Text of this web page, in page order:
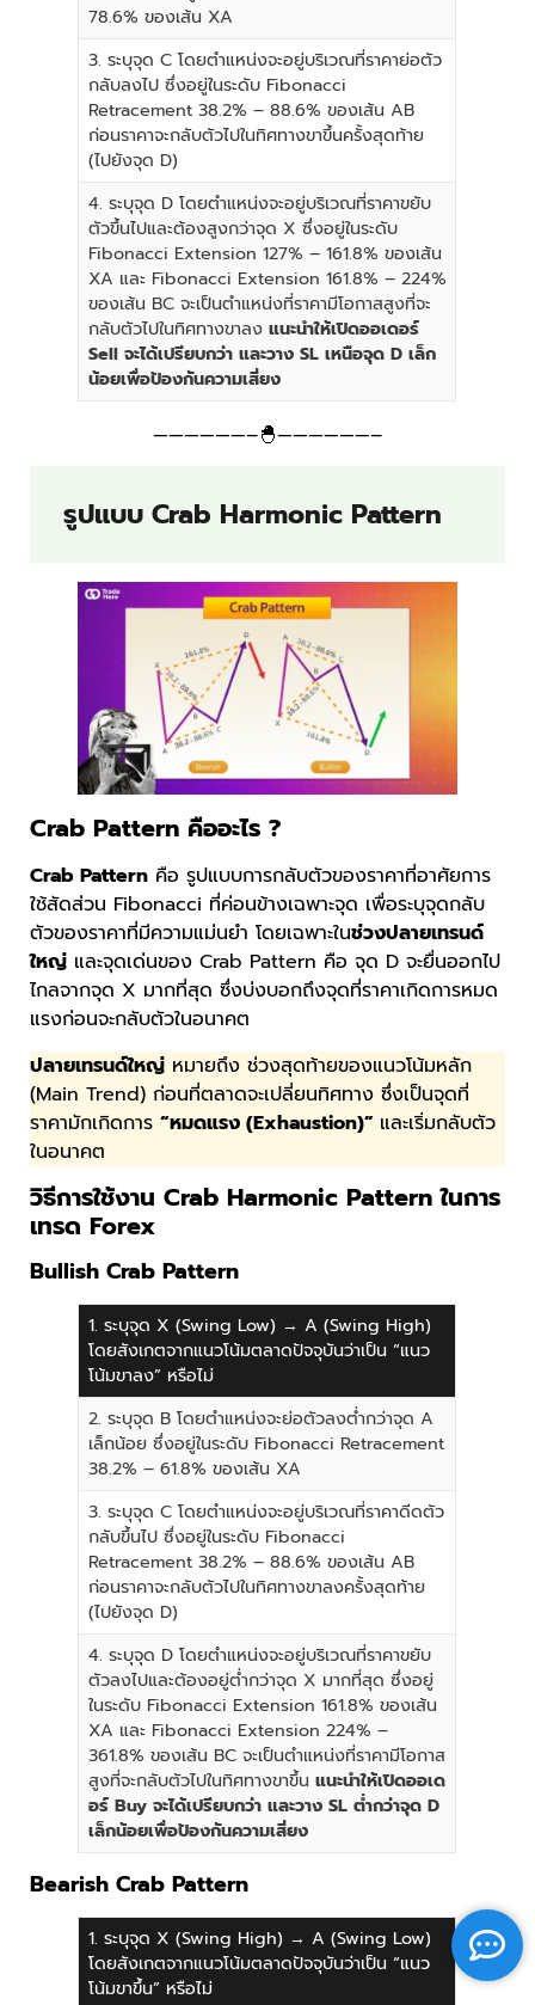
78.6% ของเส้น XA
3. ระบุจุด C โดยตำแหน่งจะอยู่บริเวณที่ราคาย่อตัว
กลับลงไป ซึ่งอยู่ในระดับ Fibonacci
Retracement 38.2% – 88.6% ของเส้น AB
ก่อนราคาจะกลับตัวไปในทิศทางขาขึ้นครั้งสุดท้าย
(ไปยังจุด D)
4. ระบุจุด D โดยตำแหน่งจะอยู่บริเวณที่ราคาขยับ
ตัวขึ้นไปและต้องสูงกว่าจุด X ซึ่งอยู่ในระดับ
Fibonacci Extension 127% – 161.8% ของเส้น
XA และ Fibonacci Extension 161.8% – 224%
ของเส้น BC จะเป็นตำแหน่งที่ราคามีโอกาสสูงที่จะ
กลับตัวไปในทิศทางขาลง แนะนำให้เปิดออเดอร์
Sell จะได้เปรียบกว่า และวาง SL เหนือจุด D เล็ก
น้อยเพื่อป้องกันความเสี่ยง
——————–🐣——————–
รูปแบบ Crab Harmonic Pattern
Crab Pattern คืออะไร ?
Crab Pattern คือ รูปแบบการกลับตัวของราคาที่อาศัยการ
ใช้สัดส่วน Fibonacci ที่ค่อนข้างเฉพาะจุด เพื่อระบุจุดกลับ
ตัวของราคาที่มีความแม่นยำ โดยเฉพาะในช่วงปลายเทรนด์
ใหญ่ และจุดเด่นของ Crab Pattern คือ จุด D จะยื่นออกไป
ไกลจากจุด X มากที่สุด ซึ่งบ่งบอกถึงจุดที่ราคาเกิดการหมด
แรงก่อนจะกลับตัวในอนาคต
ปลายเทรนด์ใหญ่ หมายถึง ช่วงสุดท้ายของแนวโน้มหลัก
(Main Trend) ก่อนที่ตลาดจะเปลี่ยนทิศทาง ซึ่งเป็นจุดที่
ราคามักเกิดการ“หมดแรง (Exhaustion)” และเริ่มกลับตัว
ในอนาคต
วิธีการใช้งาน Crab Harmonic Pattern ในการ
เทรด Forex
Bullish Crab Pattern
1. ระบุจุด X (Swing Low) → A (Swing High)
โดยสังเกตจากแนวโน้มตลาดปัจจุบันว่าเป็น “แนว
โน้มขาลง” หรือไม่
2. ระบุจุด B โดยตำแหน่งจะย่อตัวลงต่ำกว่าจุด A
เล็กน้อย ซึ่งอยู่ในระดับ Fibonacci Retracement
38.2% – 61.8% ของเส้น XA
3. ระบุจุด C โดยตำแหน่งจะอยู่บริเวณที่ราคาดีดตัว
กลับขึ้นไป ซึ่งอยู่ในระดับ Fibonacci
Retracement 38.2% – 88.6% ของเส้น AB
ก่อนราคาจะกลับตัวไปในทิศทางขาลงครั้งสุดท้าย
(ไปยังจุด D)
4. ระบุจุด D โดยตำแหน่งจะอยู่บริเวณที่ราคาขยับ
ตัวลงไปและต้องอยู่ต่ำกว่าจุด X มากที่สุด ซึ่งอยู่
ในระดับ Fibonacci Extension 161.8% ของเส้น
XA และ Fibonacci Extension 224% –
361.8% ของเส้น BC จะเป็นตำแหน่งที่ราคามีโอกาส
สูงที่จะกลับตัวไปในทิศทางขาขึ้น แนะนำให้เปิดออเด
อร์ Buy จะได้เปรียบกว่า และวาง SL ต่ำกว่าจุด D
เล็กน้อยเพื่อป้องกันความเสี่ยง
Bearish Crab Pattern
1. ระบุจุด X (Swing High) → A (Swing Low)
โดยสังเกตจากแนวโน้มตลาดปัจจุบันว่าเป็น “แนว
โน้มขาขึ้น” หรือไม่